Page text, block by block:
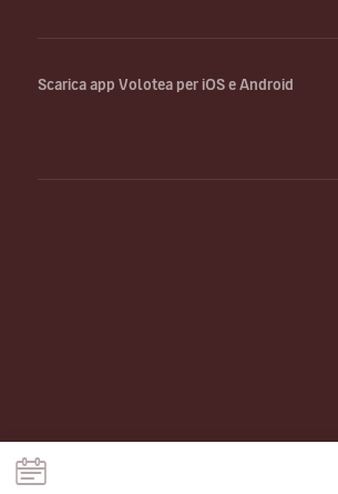
Scarica app Volotea per iOS e Android